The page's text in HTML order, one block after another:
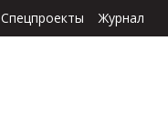
Спецпроекты Журнал